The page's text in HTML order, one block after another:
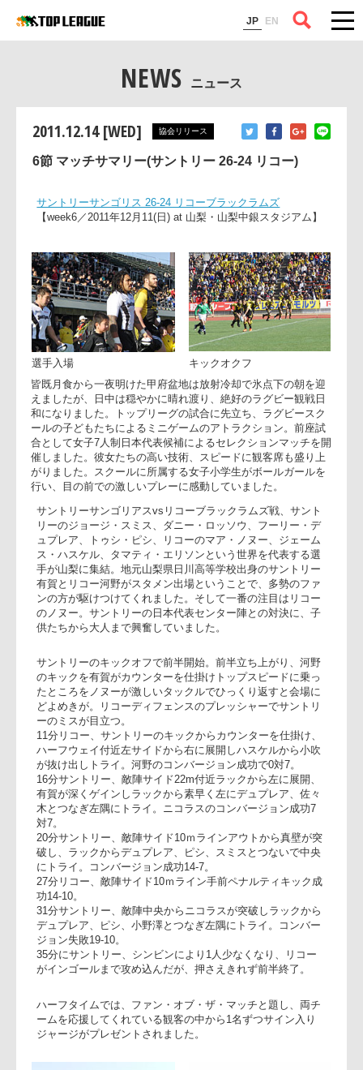
JP EN
コラム
NEWS ニュース
2011.12.14 [WED] 協会リリース
6節 マッチサマリー(サントリー 26-24 リコー)
サントリーサンゴリス 26-24 リコーブラックラムズ
選手入場
キックオクフ
皆既月食から一夜明けた甲府盆地は放射冷却で氷点下の朝を迎
えましたが、日中は穏やかに晴れ渡り、絶好のラグビー観戦日
和になりました。トップリーグの試合に先立ち、ラグビースク
ールの子どもたちによるミニゲームのアトラクション。前座試
合として女子7人制日本代表候補によるセレクションマッチを
催しました。彼女たちの高い技術、スピードに観客席も盛り上
がりました。スクールに所属する女子小学生がボールガールを
行い、目の前での激しいプレーに感動していました。
サントリーサンゴリアスvsリコーブラックラムズ戦、サント
リーのジョージ・スミス、ダニー・ロッソウ、フーリー・デ
ュプレア、トゥシ・ピシ、リコーのマア・ノヌー、ジェーム
ス・ハスケル、タマティ・エリソンという世界を代表する選
手が山梨に集結。地元山梨県日川高等学校出身のサントリー
ンの方が駆けつけてくれました。そして一番の注目はリコー
のノヌー。サントリーの日本代表センター陣との対決に、子
供たちから大人まで興奮していました。
サントリーのキックオフで前半開始。前半立ち上がり、河野
のキックを有賀がカウンターを仕掛けトップスピードに乗っ
たところをノヌーが激しいタックルでひっくり返すと会場に
どよめきが。リコーディフェンスのプレッシャーでサントリ
ーのミスが目立つ。
11分リコー、サントリーのキックからカウンターを仕掛け、
ハーフウェイ付近左サイドから右に展開しハスケルから小吹
が抜け出しトライ。河野のコンバージョン成功で0対7。
16分サントリー、敵陣サイド22m付近ラックから左に展開、
有賀が深くゲインしラックから素早く左にデュプレア、佐々
木とつなぎ左隅にトライ。ニコラスのコンバージョン成功7
対7。
20分サントリー、敵陣サイド10ｍラインアウトから真壁が突
破し、ラックからデュプレア、ピシ、スミスとつないで中央
にトライ。コンバージョン成功14-7。
31分サントリー、敵陣中央からニコラスが突破しラックから
デュプレア、ピシ、小野澤とつなぎ左隅にトライ。コンバー
35分にサントリー、シンビンにより1人少なくなり、リコー